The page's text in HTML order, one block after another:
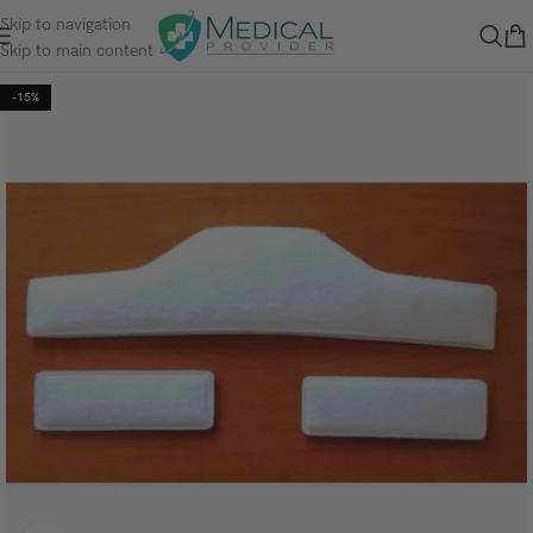
Skip to navigation
Skip to main content
-15%